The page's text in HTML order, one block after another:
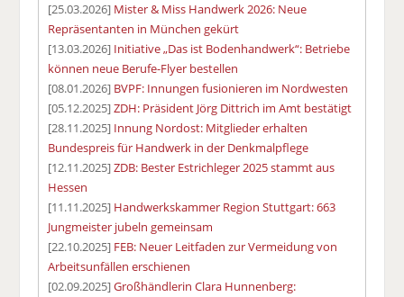
[25.03.2026] Mister & Miss Handwerk 2026: Neue
Repräsentanten in München gekürt
[13.03.2026] Initiative „Das ist Bodenhandwerk“: Betriebe
können neue Berufe-Flyer bestellen
[08.01.2026] BVPF: Innungen fusionieren im Nordwesten
[05.12.2025]ZDH: Präsident Jörg Dittrich im Amt bestätigt
[28.11.2025] Innung Nordost: Mitglieder erhalten
Bundespreis für Handwerk in der Denkmalpflege
[12.11.2025]ZDB: Bester Estrichleger 2025 stammt aus
Hessen
[11.11.2025] Handwerkskammer Region Stuttgart: 663
Jungmeister jubeln gemeinsam
[22.10.2025] FEB: Neuer Leitfaden zur Vermeidung von
Arbeitsunfällen erschienen
[02.09.2025]Großhändlerin Clara Hunnenberg: